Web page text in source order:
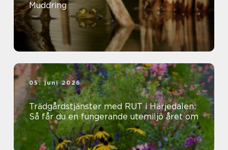
Muddring
05. juni 2026
Trädgårdstjänster med RUT i Härjedalen:
Så får du en fungerande utemiljö året om